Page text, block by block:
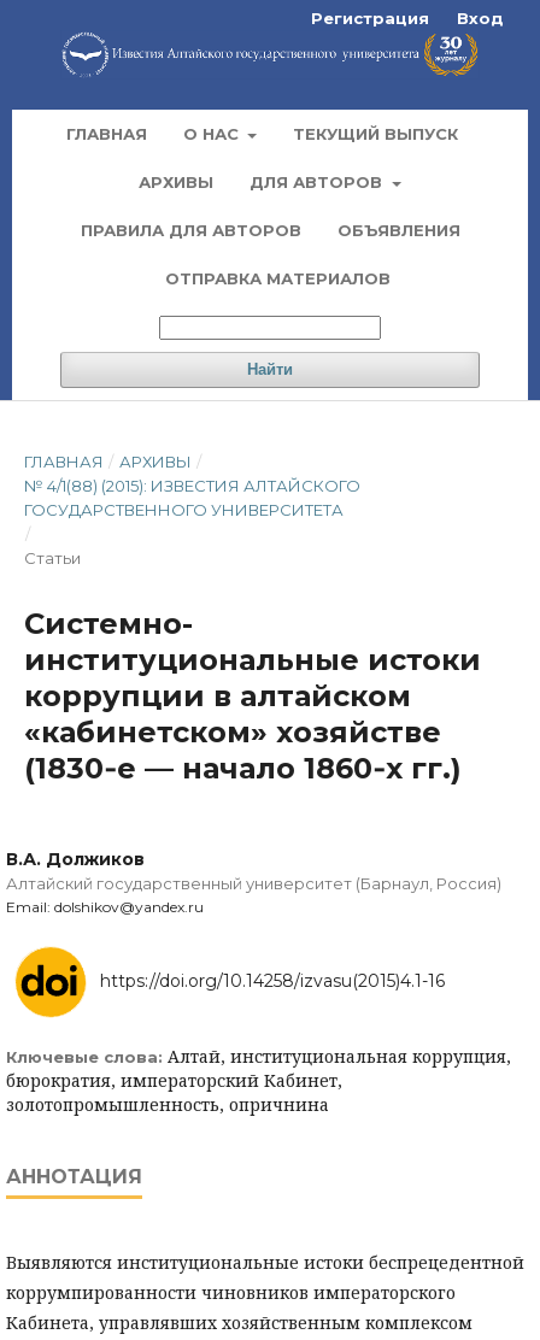
ГЛАВНАЯ О НАС ТЕКУЩИЙ ВЫПУСК
АРХИВЫ ДЛЯ АВТОРОВ
ПРАВИЛА ДЛЯ АВТОРОВ ОБЪЯВЛЕНИЯ
ОТПРАВКА МАТЕРИАЛОВ
Найти
Регистрация Вход
ГЛАВНАЯ / АРХИВЫ /
№ 4/1(88) (2015): ИЗВЕСТИЯ АЛТАЙСКОГО
ГОСУДАРСТВЕННОГО УНИВЕРСИТЕТА
/
Статьи
Системно-
институциональные истоки
коррупции в алтайском
«кабинетском» хозяйстве
(1830‑е — начало 1860‑х гг.)
В.А. Должиков
Алтайский государственный университет (Барнаул, Россия)
Email: dolshikov@yandex.ru
https://doi.org/10.14258/izvasu(2015)4.1-16
Ключевые слова: Алтай, институциональная коррупция,
бюрократия, императорский Кабинет,
золотопромышленность, опричнина
АННОТАЦИЯ
Выявляются институциональные истоки беспрецедентной
коррумпированности чиновников императорского
Кабинета, управлявших хозяйственным комплексом